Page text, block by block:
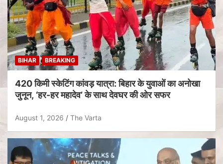
BIHAR BREAKING
420 किमी स्केटिंग कांवड़ यात्रा: बिहार के युवाओं का अनोखा
जुनून, ‘हर-हर महादेव’ के साथ देवघर की ओर सफर
August 1, 2026 The Varta